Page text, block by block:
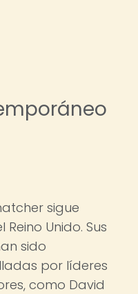
sigue
Unido. Sus
sido
por líderes
como David